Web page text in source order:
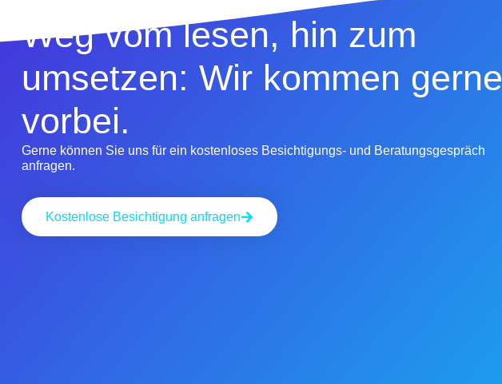
Weg vom lesen, hin zum
umsetzen: Wir kommen gerne
vorbei.
Gerne können Sie uns für ein kostenloses Besichtigungs- und Beratungsgespräch
anfragen.
Kostenlose Besichtigung anfragen